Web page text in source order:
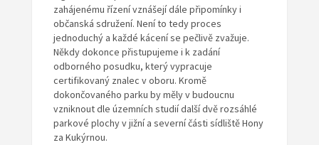
zahájenému řízení vznášejí dále připomínky i
občanská sdružení. Není to tedy proces
jednoduchý a každé kácení se pečlivě zvažuje.
Někdy dokonce přistupujeme i k zadání
odborného posudku, který vypracuje
certifikovaný znalec v oboru. Kromě
dokončovaného parku by měly v budoucnu
vzniknout dle územních studií další dvě rozsáhlé
parkové plochy v jižní a severní části sídliště Hony
za Kukýrnou.